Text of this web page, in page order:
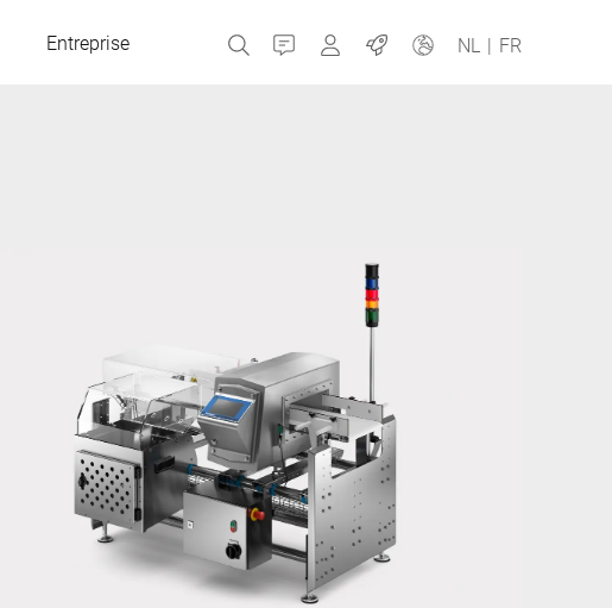
Entreprise Contact MyBizerba
Emplois NL | FR
Pays-Bas
Russie
Espagne
Ukraine